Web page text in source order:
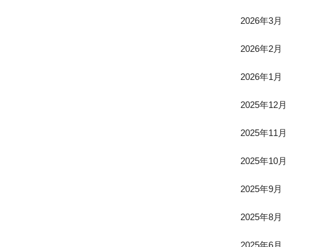
2026年3月
2026年2月
2026年1月
2025年12月
2025年11月
2025年10月
2025年9月
2025年8月